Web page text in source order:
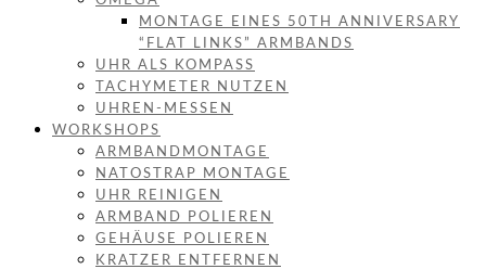
MONTAGE EINES 50TH ANNIVERSARY
“FLAT LINKS” ARMBANDS
UHR ALS KOMPASS
TACHYMETER NUTZEN
UHREN-MESSEN
WORKSHOPS
ARMBANDMONTAGE
NATOSTRAP MONTAGE
UHR REINIGEN
ARMBAND POLIEREN
GEHÄUSE POLIEREN
KRATZER ENTFERNEN